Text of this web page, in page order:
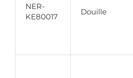
NER-
KE80017
Douille